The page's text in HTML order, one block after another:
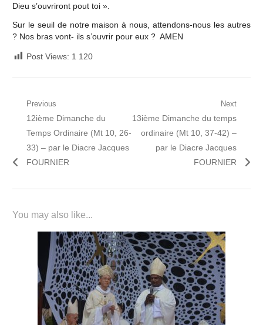
Dieu s’ouvriront pout toi ».
Sur le seuil de notre maison à nous, attendons-nous les autres
? Nos bras vont- ils s’ouvrir pour eux ? AMEN
Post Views: 1 120
Navigation
de
l’article
Previous
Previous
post:
12ième Dimanche du
Temps Ordinaire (Mt 10, 26-
33) – par le Diacre Jacques
FOURNIER
Next
Next
post:
13ième Dimanche du temps
ordinaire (Mt 10, 37-42) –
par le Diacre Jacques
FOURNIER
You may also like...